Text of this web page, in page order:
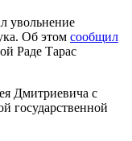
увольнение
Об этом сообщил
Раде Тарас
Дмитриевича с
государственной